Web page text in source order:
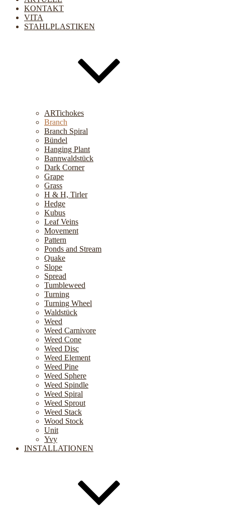
KONTAKT
VITA
STAHLPLASTIKEN
ARTichokes
Branch
Branch Spiral
Bündel
Hanging Plant
Bannwaldstück
Dark Corner
Grape
Grass
H & H, Tirler
Hedge
Kubus
Leaf Veins
Movement
Pattern
Ponds and Stream
Quake
Slope
Spread
Tumbleweed
Turning
Turning Wheel
Waldstück
Weed
Weed Carnivore
Weed Cone
Weed Disc
Weed Element
Weed Pine
Weed Sphere
Weed Spindle
Weed Spiral
Weed Sprout
Weed Stack
Wood Stock
Unit
Yvy
INSTALLATIONEN